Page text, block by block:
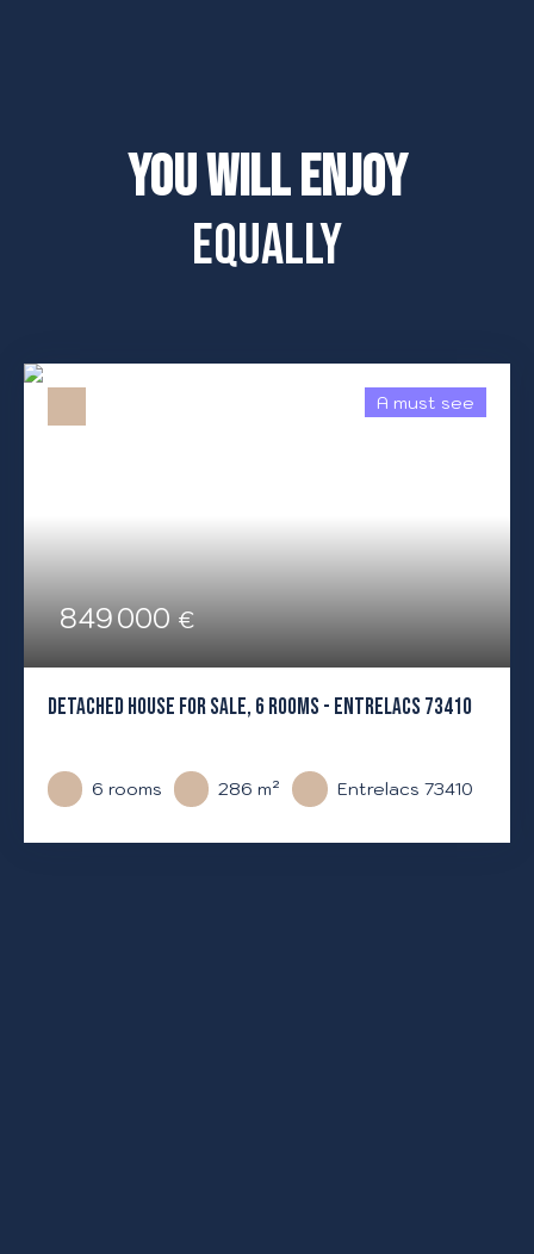
You will enjoy
equally
849 000€
A must see
DETACHED HOUSE FOR SALE, 6 ROOMS - ENTRELACS 73410
6rooms 286m² Entrelacs 73410